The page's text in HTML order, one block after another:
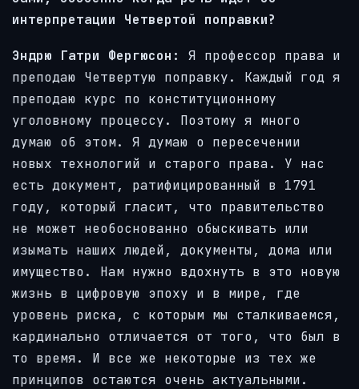
интерпретации Четвертой поправки?
Эндрю Гатри Фергюсон:
Я профессор права и
преподаю Четвертую поправку. Каждый год я
преподаю курс по конституционному
уголовному процессу. Поэтому я много
думаю об этом. Я думаю о пересечении
новых технологий и старого права. У нас
есть документ, ратифицированный в 1791
году, который гласит, что правительство
не может необоснованно обыскивать или
изымать наших людей, документы, дома или
имущество. Нам нужно вдохнуть в это новую
жизнь в цифровую эпоху и в мире, где
уровень риска, с которым мы сталкиваемся,
кардинально отличается от того, что был в
то время. И все же некоторые из тех же
принципов остаются очень актуальными.